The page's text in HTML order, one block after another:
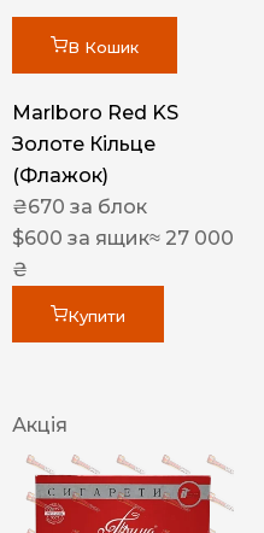
В Кошик
Marlboro Red KS
Золоте Кільце
(Флажок)
₴670 за блок
$600 за ящик≈ 27 000
₴
Купити
Акція